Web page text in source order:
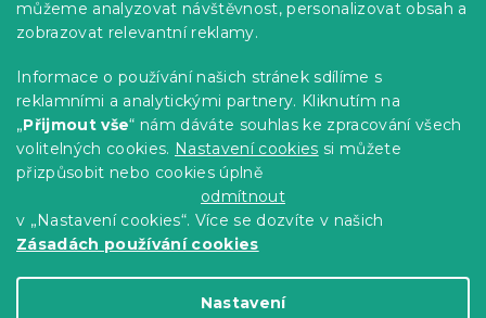
můžeme analyzovat návštěvnost, personalizovat obsah a
zobrazovat relevantní reklamy.
Informace o používání našich stránek sdílíme s
reklamními a analytickými partnery. Kliknutím na
„Přijmout vše“ nám dáváte souhlas ke zpracování všech
volitelných cookies. Nastavení cookies si můžete
přizpůsobit nebo cookies úplně
odmítnout
v „Nastavení cookies“. Více se dozvíte v našich
Zásadách používání cookies
Nastavení
Proč se u nás registrovat?
Věrnostní program - Sleva až 10 %
Návody
Tabulky velikostí
Blog